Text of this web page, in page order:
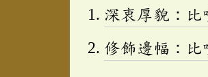
深衷厚貌：比
修飾邊幅：比